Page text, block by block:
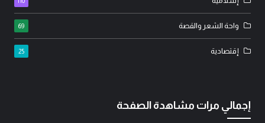
واحة الشعر والقصة 69
إقتصادية 25
إجمالي مرات مشاهدة الصفحة